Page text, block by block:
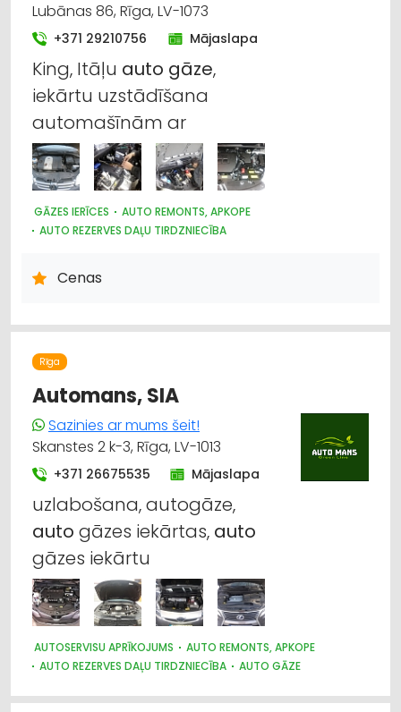
Lubānas 86, Rīga, LV-1073
+371 29210756 Mājaslapa
King, Itāļu auto gāze,
iekārtu uzstādīšana
automašīnām ar
GĀZES IERĪCES
AUTO REMONTS, APKOPE
AUTO REZERVES DAĻU TIRDZNIECĪBA
DZINĒJI, MOTORI, TO REMONTS
AUTO PAPILDIERĪCES UN AKSESUĀRI; NAVIGĀCIJAS SISTĒMAS
Cenas
Rīga
Automans, SIA
Sazinies ar mums šeit!
Skanstes 2 k-3, Rīga, LV-1013
+371 26675535 Mājaslapa
uzlabošana, autogāze,
auto gāzes iekārtas, auto
gāzes iekārtu
AUTOSERVISU APRĪKOJUMS
AUTO REMONTS, APKOPE
AUTO REZERVES DAĻU TIRDZNIECĪBA
AUTO GĀZE
AUTO PAPILDIERĪCES UN AKSESUĀRI; NAVIGĀCIJAS SISTĒMAS